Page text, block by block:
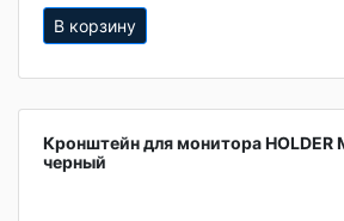
В корзину
Кронштейн для монитора HOLDER
черный